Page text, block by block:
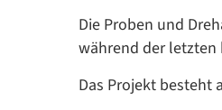
Die Proben und
während der
Das Projekt besteht